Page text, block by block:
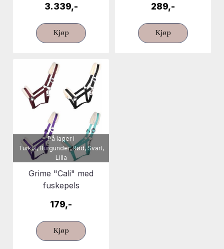
3.339,-
Kjøp
289,-
Kjøp
På lager i
Turkis, Burgunder, Rød, Svart,
Lilla
Grime "Cali" med
fuskepels
179,-
Kjøp